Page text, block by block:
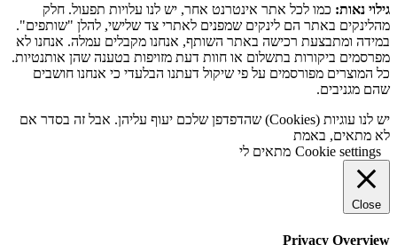
גילוי נאות: כמו לכל אתר אינטרנט אחר, יש לנו עלויות תפעול. חלק
מהלינקים באתר הם לינקים שמפנים לאתרי צד שלישי, להלן "שותפים".
במידה ומתבצעת רכישה באתר השותף, אנחנו מקבלים עמלה. אנחנו לא
מפרסמים ביקורות בתשלום או חוות דעת מזויפות בטענה שהן אותנטיות.
כל המוצרים מפורסמים על פי שיקול דעתנו הבלעדי כי אנחנו חושבים
שהם מגניבים.
יש לנו עוגיות (Cookies) שהדפדפן שלכם יעוף עליהן. אבל זה בסדר אם
לא מתאים, באמת
Cookie settings מתאים לי
Close
Privacy Overview